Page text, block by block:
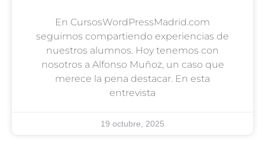
En CursosWordPressMadrid.com
seguimos compartiendo experiencias de
nuestros alumnos. Hoy tenemos con
nosotros a Alfonso Muñoz, un caso que
merece la pena destacar. En esta
entrevista
19 octubre, 2025